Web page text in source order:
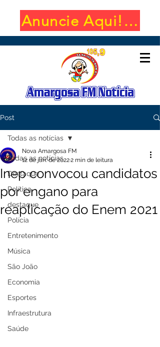
Anuncie Aqui!
Post
Todas as notícias
Destaque
Política
destaque
Polícia
Entretenimento
Música
São João
Economia
Esportes
Infraestrutura
Saúde
Todas as notícias
Inep convocou candidatos
por engano para
reaplicação do Enem 2021
Nova Amargosa FM
12 de jan. de 20222 min de leitura